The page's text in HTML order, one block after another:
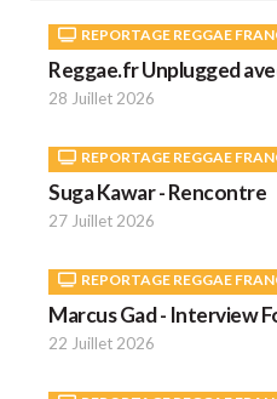
REPORTAGE REGGAE
Reggae.fr Unplugged
28 Juillet 2026
REPORTAGE REGGAE
Suga Kawar - Rencontre
27 Juillet 2026
REPORTAGE REGGAE
Marcus Gad - Interview
22 Juillet 2026